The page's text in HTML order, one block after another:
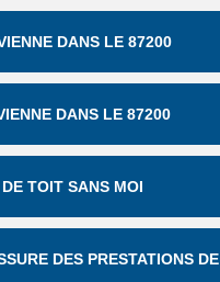
DANS LE 87200
DANS LE 87200
TOIT SANS MOI
DES PRESTATIONS DE